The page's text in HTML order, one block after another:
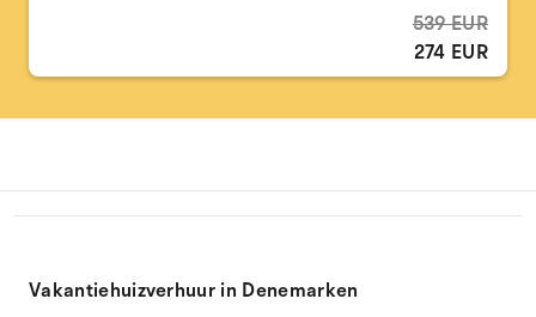
539 EUR
274 EUR
Vakantiehuizverhuur in Denemarken